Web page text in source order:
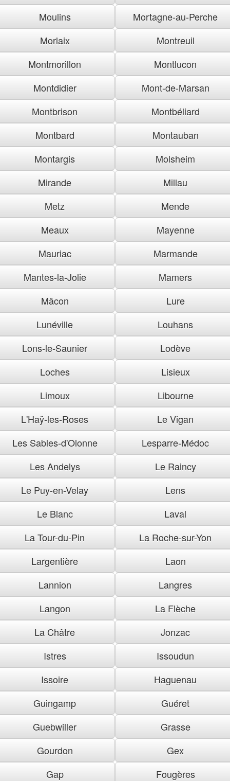
Moulins
Mortagne-au-Perche
Morlaix
Montreuil
Montmorillon
Montlucon
Montdidier
Mont-de-Marsan
Montbrison
Montbéliard
Montbard
Montauban
Montargis
Molsheim
Mirande
Millau
Metz
Mende
Meaux
Mayenne
Mauriac
Marmande
Mantes-la-Jolie
Mamers
Mâcon
Lure
Lunéville
Louhans
Lons-le-Saunier
Lodève
Loches
Lisieux
Limoux
Libourne
L'Haÿ-les-Roses
Le Vigan
Les Sables-d'Olonne
Lesparre-Médoc
Les Andelys
Le Raincy
Le Puy-en-Velay
Lens
Le Blanc
Laval
La Tour-du-Pin
La Roche-sur-Yon
Largentière
Laon
Lannion
Langres
Langon
La Flèche
La Châtre
Jonzac
Istres
Issoudun
Issoire
Haguenau
Guingamp
Guéret
Guebwiller
Grasse
Gourdon
Gex
Gap
Fougères